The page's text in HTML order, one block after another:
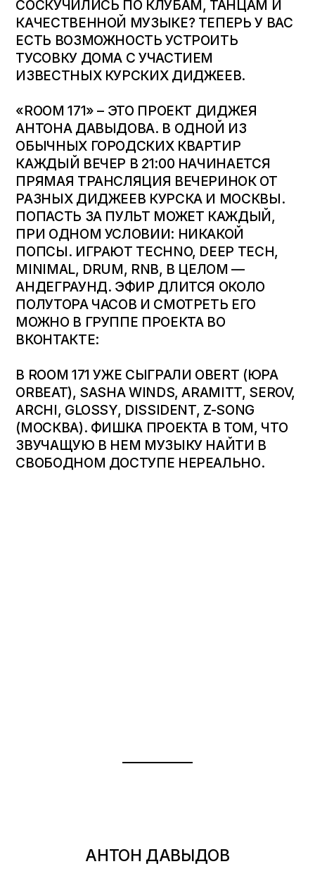
СОСКУЧИЛИСЬ ПО КЛУБАМ, ТАНЦАМ И
КАЧЕСТВЕННОЙ МУЗЫКЕ? ТЕПЕРЬ У ВАС
ЕСТЬ ВОЗМОЖНОСТЬ УСТРОИТЬ
ТУСОВКУ ДОМА С УЧАСТИЕМ
ИЗВЕСТНЫХ КУРСКИХ ДИДЖЕЕВ.
«ROOM 171» – ЭТО ПРОЕКТ ДИДЖЕЯ
АНТОНА ДАВЫДОВА. В ОДНОЙ ИЗ
ОБЫЧНЫХ ГОРОДСКИХ КВАРТИР
КАЖДЫЙ ВЕЧЕР В 21:00 НАЧИНАЕТСЯ
ПРЯМАЯ ТРАНСЛЯЦИЯ ВЕЧЕРИНОК ОТ
РАЗНЫХ ДИДЖЕЕВ КУРСКА И МОСКВЫ.
ПОПАСТЬ ЗА ПУЛЬТ МОЖЕТ КАЖДЫЙ,
ПРИ ОДНОМ УСЛОВИИ: НИКАКОЙ
ПОПСЫ. ИГРАЮТ TECHNO, DEEP TECH,
MINIMAL, DRUM, RNB, В ЦЕЛОМ —
АНДЕГРАУНД. ЭФИР ДЛИТСЯ ОКОЛО
ПОЛУТОРА ЧАСОВ И СМОТРЕТЬ ЕГО
МОЖНО В ГРУППЕ ПРОЕКТА ВО
ВКОНТАКТЕ:
В ROOM 171 УЖЕ СЫГРАЛИ OBERT (ЮРА
ORBEAT), SASHA WINDS, ARAMITT, SEROV,
ARCHI, GLOSSY, DISSIDENT, Z-SONG
(МОСКВА). ФИШКА ПРОЕКТА В ТОМ, ЧТО
ЗВУЧАЩУЮ В НЕМ МУЗЫКУ НАЙТИ В
СВОБОДНОМ ДОСТУПЕ НЕРЕАЛЬНО.
АНТОН ДАВЫДОВ